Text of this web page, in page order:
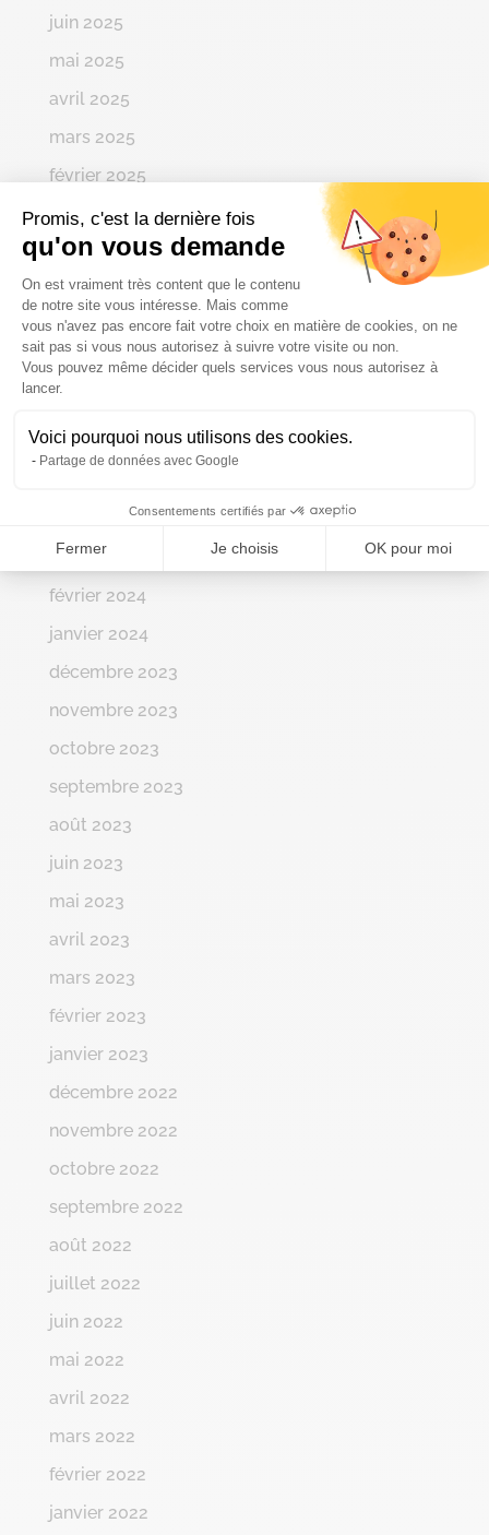
Promis, c'est la dernière fois
qu'on vous demande
Plateforme de Gestion du
On est vraiment très content que le contenu
de notre site vous intéresse. Mais comme
vous n'avez pas encore fait votre choix en matière de cookies, on ne
sait pas si vous nous autorisez à suivre votre visite ou non.
Vous pouvez même décider quels services vous nous autorisez à
lancer.
Voici pourquoi nous utilisons des cookies.
Partage de données avec Google
Consentements certifiés par
Fermer Je choisis OK pour moi
Axeptio consent
juin 2025
mai 2025
avril 2025
mars 2025
février 2025
janvier 2025
décembre 2024
novembre 2024
octobre 2024
septembre 2024
juin 2024
avril 2024
mars 2024
février 2024
janvier 2024
décembre 2023
novembre 2023
octobre 2023
septembre 2023
août 2023
juin 2023
mai 2023
avril 2023
mars 2023
février 2023
janvier 2023
décembre 2022
novembre 2022
octobre 2022
septembre 2022
août 2022
juillet 2022
juin 2022
mai 2022
avril 2022
mars 2022
février 2022
janvier 2022